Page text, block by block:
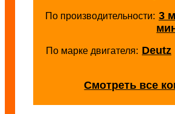
По производительности: 3
По марке двигателя: Deutz
Смотреть все